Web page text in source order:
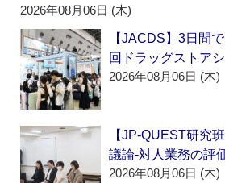
2026年08月06日 (木)
【JACDS】3日間
回ドラッグストア
2026年08月06日 (木)
【JP-QUEST研究
議論‐対人業務の評
2026年08月06日 (木)